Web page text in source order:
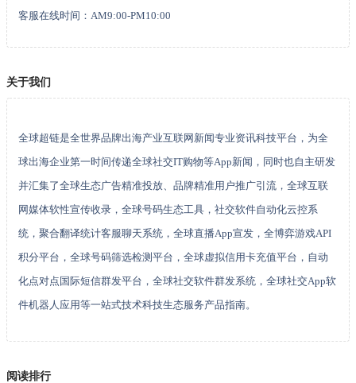
客服在线时间：AM9:00-PM10:00
关于我们
全球超链是全世界品牌出海产业互联网新闻专业资讯科技平台，为全
球出海企业第一时间传递全球社交IT购物等App新闻，同时也自主研发
并汇集了全球生态广告精准投放、品牌精准用户推广引流，全球互联
网媒体软性宣传收录，全球号码生态工具，社交软件自动化云控系
统，聚合翻译统计客服聊天系统，全球直播App宣发，全博弈游戏API
积分平台，全球号码筛选检测平台，全球虚拟信用卡充值平台，自动
化点对点国际短信群发平台，全球社交软件群发系统，全球社交App软
件机器人应用等一站式技术科技生态服务产品指南。
阅读排行